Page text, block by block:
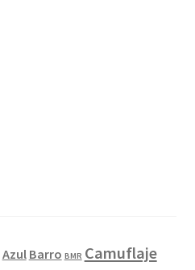
Azul Barro BMR Camuflaje